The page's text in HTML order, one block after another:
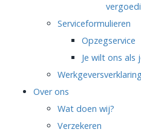
Serviceformulieren
Opzegservice
Je wilt ons als
Werkgeversverklaring
Over ons
Wat doen wij?
Verzekeren